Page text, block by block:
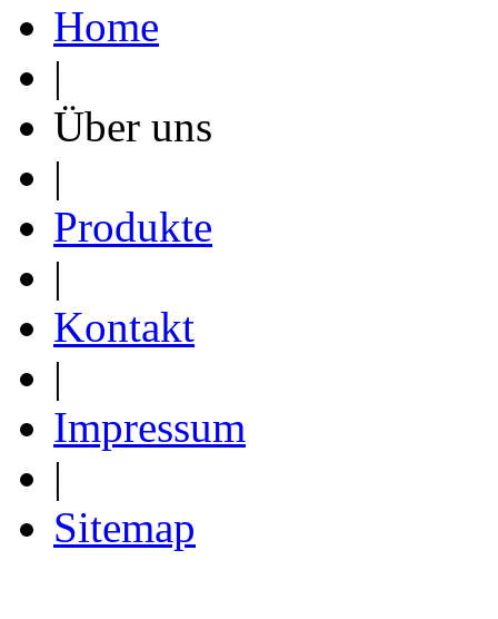
Home
|
Über uns
|
Produkte
|
Kontakt
|
Impressum
|
Sitemap